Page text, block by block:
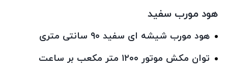
هود مورب سفید
هود مورب شیشه ای سفید ۹۰ سانتی متری
توان مکش موتور ۱۲۰۰ متر مکعب بر ساعت